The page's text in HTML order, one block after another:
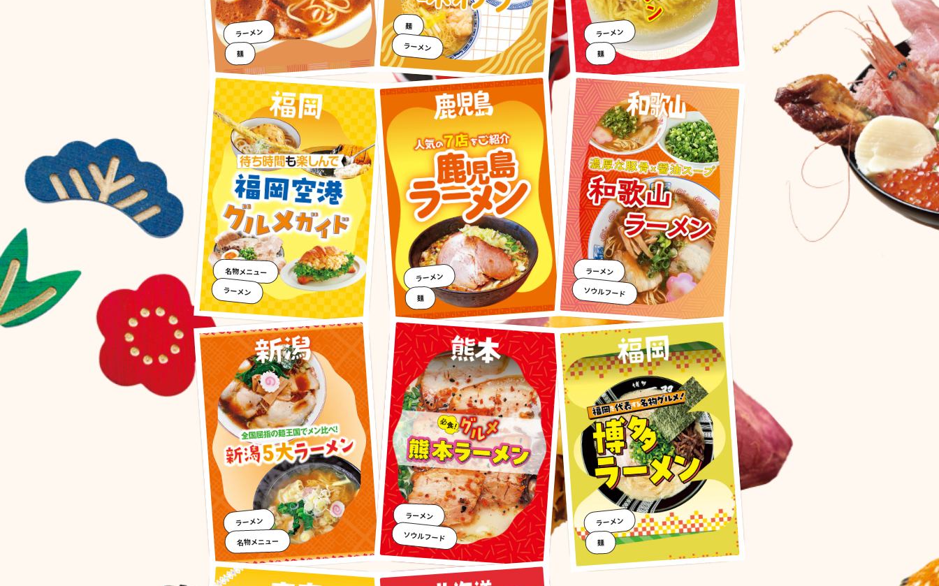
ラーメン
麺
麺
ラーメン
ラーメン
麺
名物メニュー
ラーメン
ラーメン
麺
ラーメン
ソウルフード
ラーメン
名物メニュー
ラーメン
ソウルフード
ラーメン
麺